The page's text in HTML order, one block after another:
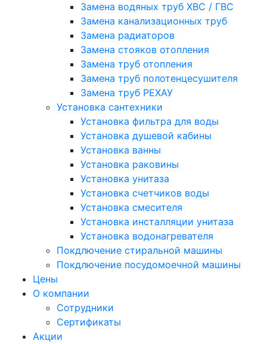
Замена водяных труб ХВС / ГВС
Замена канализационных труб
Замена радиаторов
Замена стояков отопления
Замена труб отопления
Замена труб полотенцесушителя
Замена труб РЕХАУ
Установка сантехники
Установка фильтра для воды
Установка душевой кабины
Установка ванны
Установка раковины
Установка унитаза
Установка счетчиков воды
Установка смесителя
Установка инсталляции унитаза
Установка водонагревателя
Покдлючение стиральной машины
Покдлючение посудомоечной машины
Цены
О компании
Сотрудники
Сертификаты
Акции